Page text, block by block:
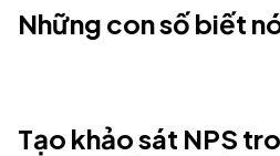
Những con số biết
Điểm CSAT trung bình trên mọi
Giảm thời gian xử lý phản hồi
Tạo khảo sát NPS